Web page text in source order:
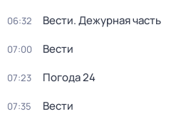
06:32 Вести. Дежурная часть
07:00 Вести
07:23 Погода 24
07:35 Вести